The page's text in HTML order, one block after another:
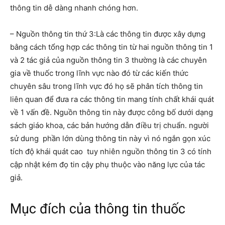
thông tin dễ dàng nhanh chóng hơn.
– Nguồn thông tin thứ 3:Là các thông tin được xây dựng
bằng cách tổng hợp các thông tin từ hai nguồn thông tin 1
và 2 tác giả của nguồn thông tin 3 thường là các chuyên
gia về thuốc trong lĩnh vực nào đó từ các kiến thức
chuyên sâu trong lĩnh vực đó họ sẽ phân tích thông tin
liên quan để đưa ra các thông tin mang tính chất khái quát
về 1 vấn đề. Nguồn thông tin này được công bố dưới dạng
sách giáo khoa, các bản hướng dẫn điều trị chuẩn. người
sử dung phần lớn dùng thông tin này vì nó ngắn gọn xúc
tích độ khái quát cao tuy nhiên nguồn thông tin 3 có tính
cập nhật kém đọ tin cậy phụ thuộc vào năng lực của tác
giả.
Mục đích của thông tin thuốc